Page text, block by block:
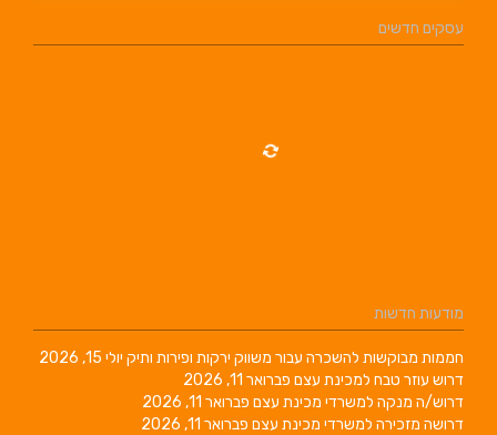
עסקים חדשים
מודעות חדשות
חממות מבוקשות להשכרה עבור משווק ירקות ופירות ותיק יולי 15, 2026
דרוש עוזר טבח למכינת עצם פברואר 11, 2026
דרוש/ה מנקה למשרדי מכינת עצם פברואר 11, 2026
דרושה מזכירה למשרדי מכינת עצם פברואר 11, 2026